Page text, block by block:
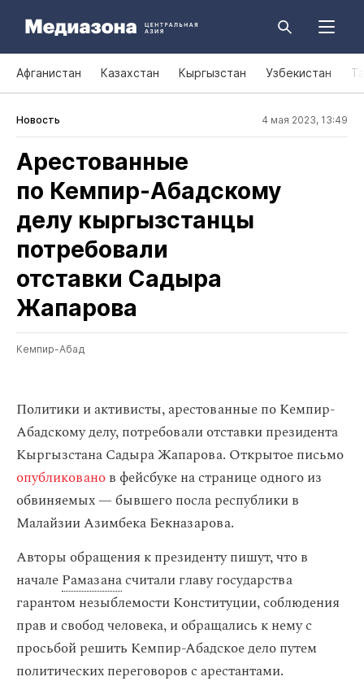
Афганистан Казахстан Кыргызстан Узбекистан
Новость 4 мая 2023, 13:49
Арестованные
по Кемпир‑Абадскому
делу кыргызстанцы
потребовали
отставки Садыра
Жапарова
Кемпир-Абад
Политики и активисты, арестованные по Кемпир-
Абадскому делу, потребовали отставки президента
Кыргызстана Садыра Жапарова. Открытое письмо
опубликованов фейсбуке на странице одного из
обвиняемых — бывшего посла республики в
Малайзии Азимбека Бекназарова.
Авторы обращения к президенту пишут, что в
началеРамазанасчитали главу государства
гарантом незыблемости Конституции, соблюдения
прав и свобод человека, и обращались к нему с
просьбой решить Кемпир-Абадское дело путем
политических переговоров с арестантами.